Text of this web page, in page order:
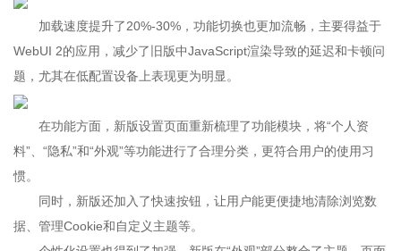
加载速度提升了20%-30%，功能切换也更加流畅，主要得益于
WebUI 2的应用，减少了旧版中JavaScript渲染导致的延迟和卡顿问
题，尤其在低配置设备上表现更为明显。
在功能方面，新版设置页面重新梳理了功能模块，将“个人资
料”、“隐私”和“外观”等功能进行了合理分类，更符合用户的使用习
惯。
同时，新版还加入了快速按钮，让用户能更便捷地清除浏览数
据、管理Cookie和自定义主题等。